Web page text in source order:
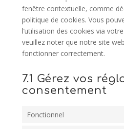
fenêtre contextuelle, comme
politique de cookies. Vous
l’utilisation des cookies via
veuillez noter que notre site
fonctionner correctement.
7.1 Gérez vos
consentement
Fonctionnel